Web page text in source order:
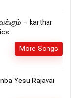
– karthar
More Songs
Yesu Rajavai